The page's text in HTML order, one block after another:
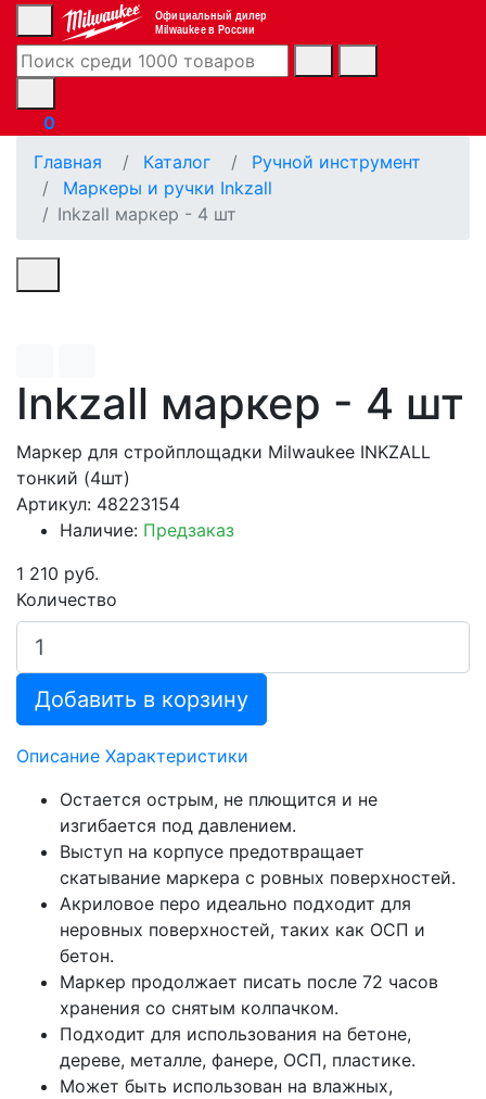
Официальный дилер
Milwaukee в России
0
Главная
Каталог
Ручной инструмент
Маркеры и ручки Inkzall
Inkzall маркер - 4 шт
Inkzall маркер - 4 шт
Маркер для стройплощадки Milwaukee INKZALL
тонкий (4шт)
Артикул: 48223154
Наличие: Предзаказ
1 210 руб.
Количество
Добавить в корзину
Описание Характеристики
Остается острым, не плющится и не
изгибается под давлением.
Выступ на корпусе предотвращает
скатывание маркера с ровных поверхностей.
Акриловое перо идеально подходит для
неровных поверхностей, таких как ОСП и
бетон.
Маркер продолжает писать после 72 часов
хранения со снятым колпачком.
Подходит для использования на бетоне,
дереве, металле, фанере, ОСП, пластике.
Может быть использован на влажных,